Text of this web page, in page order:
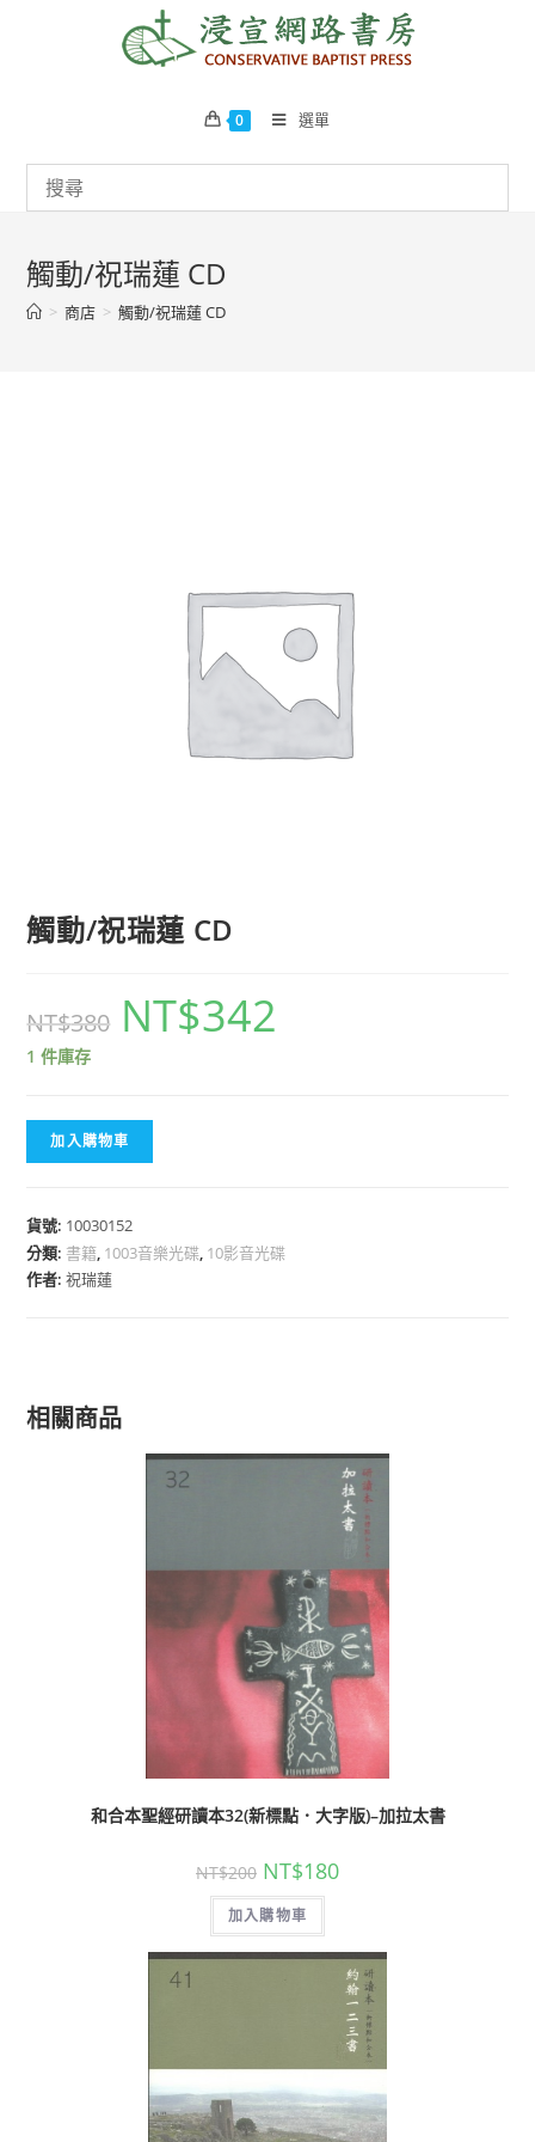
0 選單
觸動/祝瑞蓮 CD
> 商店 > 觸動/祝瑞蓮 CD
觸動/祝瑞蓮 CD
NT$380 NT$342
1 件庫存
加入購物車
貨號: 10030152
分類: 書籍, 1003音樂光碟, 10影音光碟
作者:祝瑞蓮
相關商品
和合本聖經研讀本32(新標點．大字版)–加拉太書
NT$200 NT$180
加入購物車